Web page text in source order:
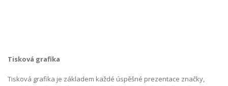
Tisková grafika
Tisková grafika je základem každé úspěšné prezentace značky,